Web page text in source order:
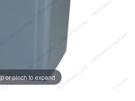
or pinch to expand